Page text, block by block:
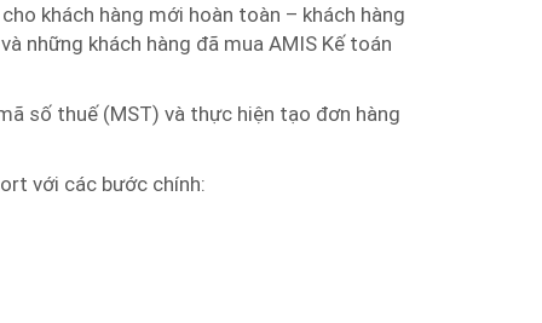
khách hàng mới hoàn toàn – khách hàng
những khách hàng đã mua AMIS Kế toán
số thuế (MST) và thực hiện tạo đơn hàng
với các bước chính: